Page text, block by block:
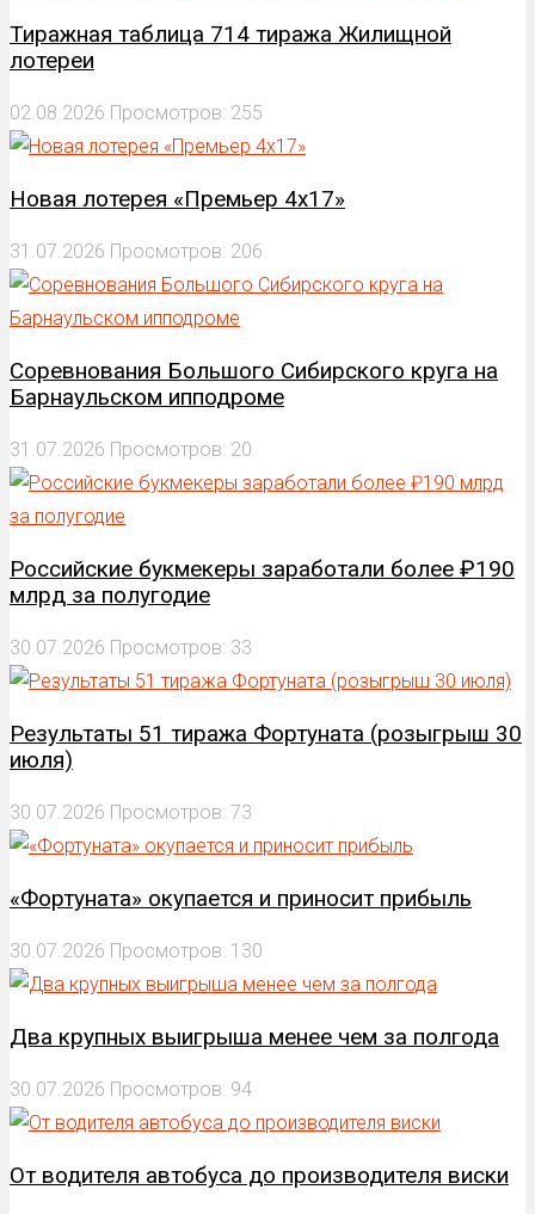
Тиражная таблица 714 тиража Жилищной
лотереи
02.08.2026 Просмотров: 255
Новая лотерея «Премьер 4х17»
31.07.2026 Просмотров: 206
Соревнования Большого Сибирского круга на
Барнаульском ипподроме
31.07.2026 Просмотров: 20
Российские букмекеры заработали более ₽190
млрд за полугодие
30.07.2026 Просмотров: 33
Результаты 51 тиража Фортуната (розыгрыш 30
июля)
30.07.2026 Просмотров: 73
«Фортуната» окупается и приносит прибыль
30.07.2026 Просмотров: 130
Два крупных выигрыша менее чем за полгода
30.07.2026 Просмотров: 94
От водителя автобуса до производителя виски